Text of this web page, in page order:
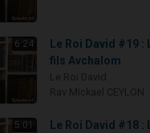
6:24
Le Roi David #19 :
fils Avchalom
5:01
Le Roi David #18 :